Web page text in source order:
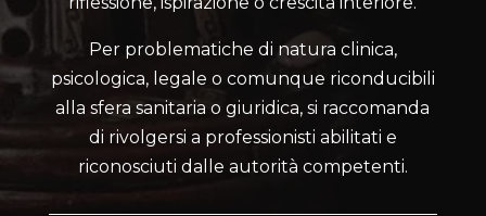
Per problematiche di natura clinica,
psicologica, legale o comunque riconducibili
alla sfera sanitaria o giuridica, si raccomanda
di rivolgersi a professionisti abilitati e
riconosciuti dalle autorità competenti.